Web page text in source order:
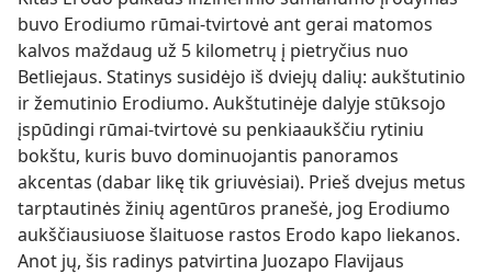
buvo Erodiumo rūmai-tvirtovė ant gerai matomos
kalvos maždaug už 5 kilometrų į pietryčius nuo
Betliejaus. Statinys susidėjo iš dviejų dalių: aukštutinio
ir žemutinio Erodiumo. Aukštutinėje dalyje stūksojo
įspūdingi rūmai-tvirtovė su penkiaaukščiu rytiniu
bokštu, kuris buvo dominuojantis panoramos
akcentas (dabar likę tik griuvėsiai). Prieš dvejus metus
tarptautinės žinių agentūros pranešė, jog Erodiumo
aukščiausiuose šlaituose rastos Erodo kapo liekanos.
Anot jų, šis radinys patvirtina Juozapo Flavijaus